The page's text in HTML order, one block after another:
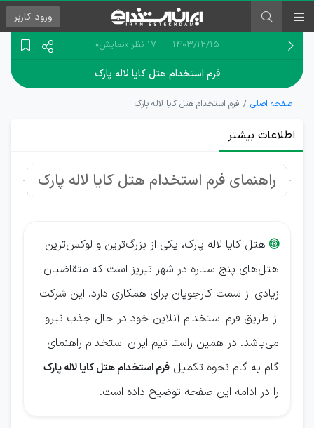
ورود کاربر
۱۴۰۳/۱۲/۱۵ 17 نظر «نمایش»
فرم استخدام هتل کایا لاله پارک
صفحه اصلی فرم استخدام هتل کایا لاله پارک
اطلاعات بیشتر
راهنمای فرم استخدام هتل کایا لاله پارک
 هتل کایا لاله پارک، یکی از بزرگ‌ترین و لوکس‌ترین
هتل‌های پنج ستاره در شهر تبریز است که متقاضیان
زیادی از سمت کارجویان برای همکاری دارد. این شرکت
از طریق فرم استخدام آنلاین خود در حال جذب نیرو
می‌باشد. در همین راستا تیم ایران استخدام راهنمای
گام به گام نحوه تکمیل فرم استخدام هتل کایا لاله پارک
را در ادامه این صفحه توضیح داده است.